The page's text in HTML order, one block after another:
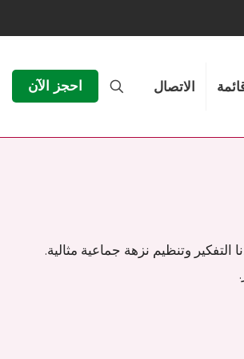
الاتصال احجز الآن
وتنظيم نزهة جماعية مثالية.